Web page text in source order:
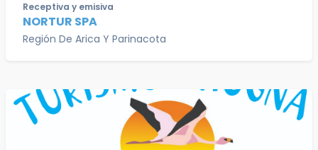
Receptiva y emisiva
NORTUR SPA
Región De Arica Y Parinacota